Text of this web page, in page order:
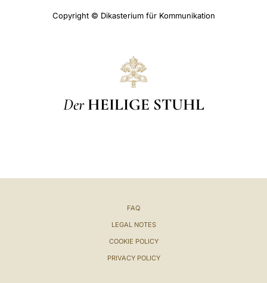
Copyright © Dikasterium für Kommunikation
Der HEILIGE STUHL
FAQ
LEGAL NOTES
COOKIE POLICY
PRIVACY POLICY